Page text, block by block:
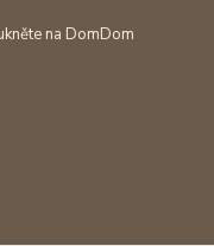
na DomDom